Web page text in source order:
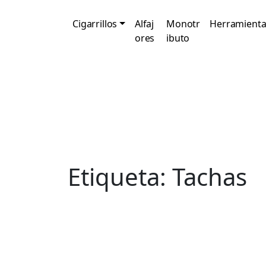
Cigarrillos
Alfaj
ores
Monotr
ibuto
Etiqueta: Tachas